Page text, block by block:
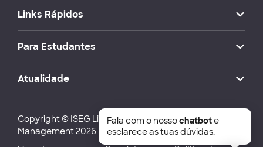
Links Rápidos
Para Estudantes
Atualidade
Copyright © ISEG Lisbon School of Economics and
Management 2026
Fala com o nossochatbote
esclarece as tuas dúvidas.